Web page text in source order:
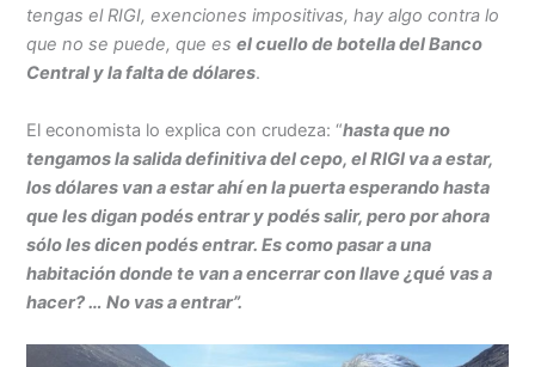
tengas el RIGI, exenciones impositivas, hay algo contra lo
que no se puede, que esel cuello de botella del Banco
Central y la falta de dólares.
El economista lo explica con crudeza: “hasta que no
tengamos la salida definitiva del cepo, el RIGI va a estar,
los dólares van a estar ahí en la puertaesperando hasta
que les digan podés entrar y podés salir, pero por ahora
sólo les dicen podés entrar. Es como pasar a una
habitación donde te van a encerrar con llave ¿qué vas a
hacer? … No vas a entrar”.